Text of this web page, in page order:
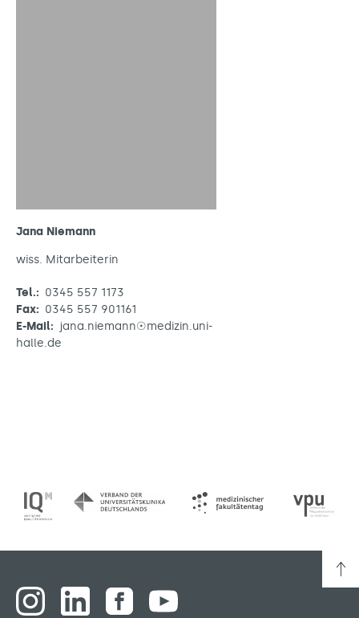
Jana Niemann
wiss. Mitarbeiterin
Tel.: 0345 557 1173
Fax: 0345 557 901161
E-Mail: jana.niemann☉medizin.uni-
halle.de